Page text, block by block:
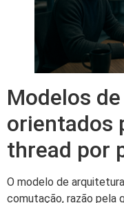
Modelos
orientados
thread por
O modelo de
comutação, razão pela